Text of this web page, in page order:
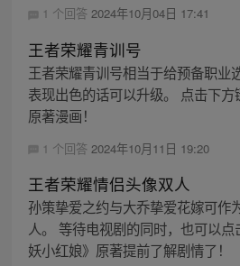
1 个回答 2024年10月04日 17:41
王者荣耀青训号
王者荣耀青训号相当于给预备职业
表现出色的话可以升级。 点击下方
原著漫画！
1 个回答 2024年10月11日 19:20
王者荣耀情侣头像双人
孙策挚爱之约与大乔挚爱花嫁可作
人。 等待电视剧的同时，也可以
妖小红娘》原著提前了解剧情了！